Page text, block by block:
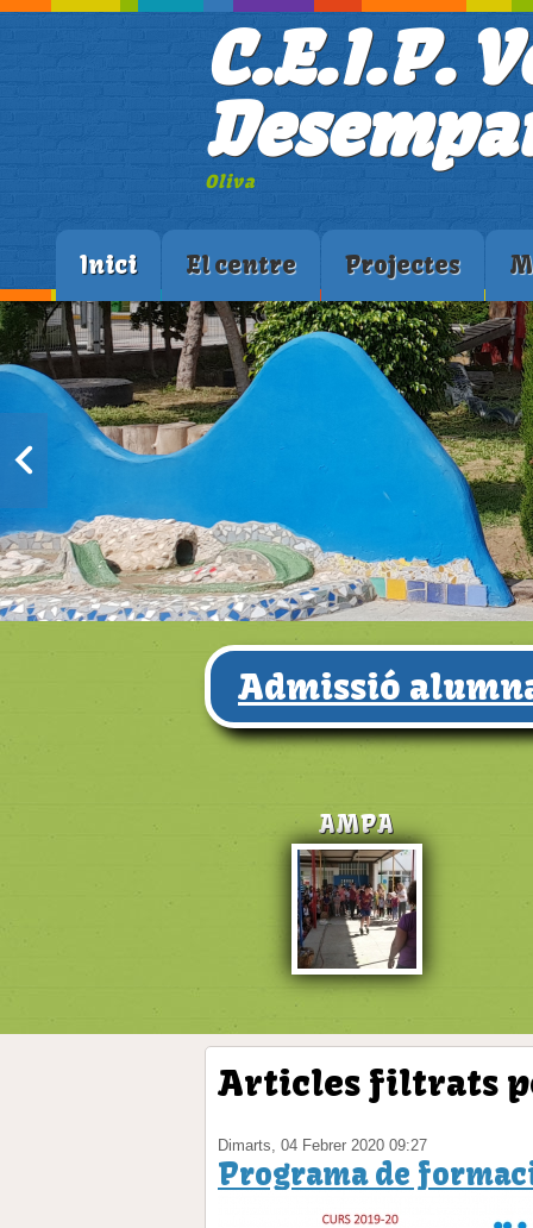
C.E.I.P.
Oliva
Inici El centre Projectes
Admissió
AMPA
Articles filtrats
Dimarts, 04 Febrer 2020 09:27
Programa de